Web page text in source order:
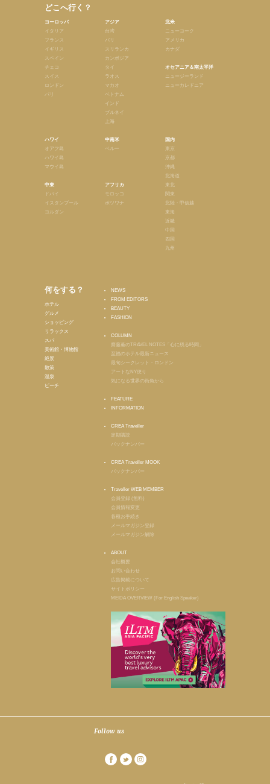
どこへ行く？
ヨーロッパ
イタリア
フランス
イギリス
スペイン
チェコ
スイス
ロンドン
パリ
ハワイ
オアフ島
ハワイ島
マウイ島
中東
ドバイ
イスタンブール
ヨルダン
アジア
台湾
バリ
スリランカ
カンボジア
タイ
ラオス
マカオ
ベトナム
インド
ブルネイ
上海
中南米
ペルー
アフリカ
モロッコ
ボツワナ
北米
ニューヨーク
アメリカ
カナダ
オセアニア＆南太平洋
ニュージーランド
ニューカレドニア
国内
東京
京都
沖縄
北海道
東北
関東
北陸・甲信越
東海
近畿
中国
四国
九州
何をする？
ホテル
グルメ
ショッピング
リラックス
スパ
美術館・博物館
絶景
散策
温泉
ビーチ
NEWS
FROM EDITORS
BEAUTY
FASHION
COLUMN
齋藤薫のTRAVEL NOTES「心に残る時間」
至福のホテル最新ニュース
最旬シークレット・ロンドン
アートなNY便り
気になる世界の街角から
FEATURE
INFORMATION
CREA Traveller
定期購読
バックナンバー
CREA Traveller MOOK
バックナンバー
Traveller WEB MEMBER
会員登録 (無料)
会員情報変更
各種お手続き
メールマガジン登録
メールマガジン解除
ABOUT
会社概要
お問い合わせ
広告掲載について
サイトポリシー
MEIDA OVERVIEW (For English Speaker)
Follow us